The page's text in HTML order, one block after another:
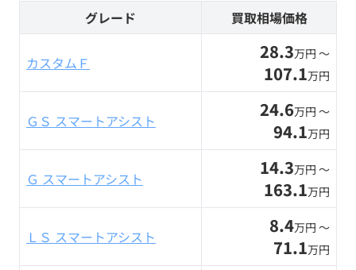
グレード 買取相場価格
カスタムＦ 28.3万円 〜
107.1万円
ＧＳ スマートアシスト 24.6万円 〜
94.1万円
Ｇ スマートアシスト 14.3万円 〜
163.1万円
ＬＳ スマートアシスト 8.4万円 〜
71.1万円